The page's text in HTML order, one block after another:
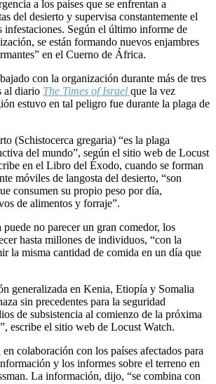
a los países que se enfrentan a
del desierto y supervisa constantemente el
infestaciones. Según el último informe de
se están formando nuevos enjambres
en el Cuerno de África.
con la organización durante más de tres
al diario The Times of Israel que la vez
estuvo en tal peligro fue durante la plaga de
(Schistocerca gregaria) “es la plaga
del mundo”, según el sitio web de Locust
en el Libro del Éxodo, cuando se forman
móviles de langosta del desierto, “son
consumen su propio peso por día,
de alimentos y forraje”.
no parecer un gran comedor, los
hasta millones de individuos, “con la
la misma cantidad de comida en un día que
generalizada en Kenia, Etiopía y Somalia
sin precedentes para la seguridad
de subsistencia al comienzo de la próxima
escribe el sitio web de Locust Watch.
colaboración con los países afectados para
y los informes sobre el terreno en
La información, dijo, “se combina con